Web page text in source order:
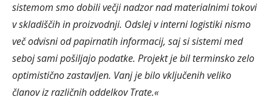
sistemom smo dobili večji nadzor nad materialnimi tokovi
v skladiščih in proizvodnji. Odslej v interni logistiki nismo
več odvisni od papirnatih informacij, saj si sistemi med
seboj sami pošiljajo podatke. Projekt je bil terminsko zelo
optimistično zastavljen. Vanj je bilo vključenih veliko
članov iz različnih oddelkov Trate.«